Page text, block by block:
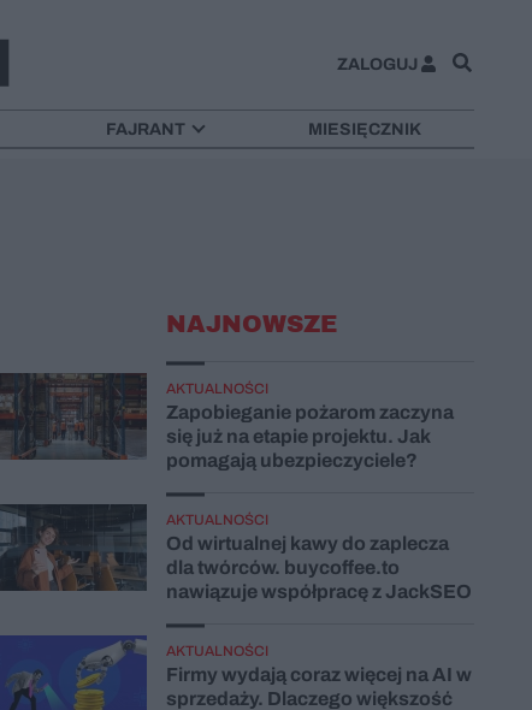
ZALOGUJ
FAJRANT MIESIĘCZNIK
NAJNOWSZE
AKTUALNOŚCI
Zapobieganie pożarom zaczyna
się już na etapie projektu. Jak
pomagają ubezpieczyciele?
AKTUALNOŚCI
Od wirtualnej kawy do zaplecza
dla twórców. buycoffee.to
nawiązuje współpracę z JackSEO
AKTUALNOŚCI
Firmy wydają coraz więcej na AI w
sprzedaży. Dlaczego większość